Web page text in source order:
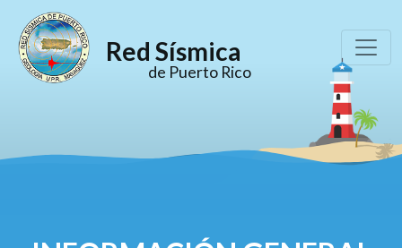
Red Sísmica
de Puerto Rico